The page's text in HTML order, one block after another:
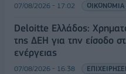
07/08/2026 - 17:02 ΟΙΚΟΝΟΜΙΑ
Deloitte Ελλάδος:
της ΔΕΗ για την είσοδο
ενέργειας
07/08/2026 - 16:38